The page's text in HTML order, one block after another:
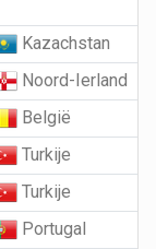
Kazachstan
Noord-Ierland
België
Turkije
Turkije
Portugal